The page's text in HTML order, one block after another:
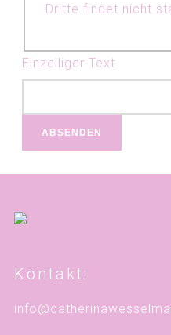
Dritte findet nicht
Einzeiliger Text
ABSENDEN
Kontakt: